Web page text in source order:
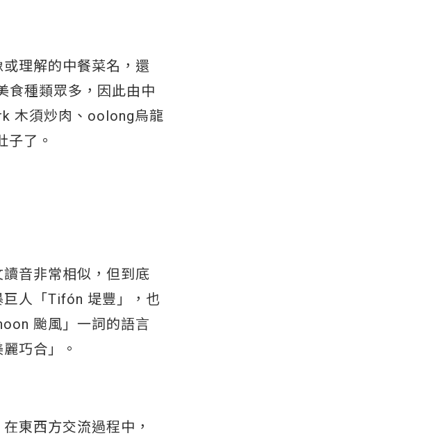
理解的中餐菜名，還
食種類眾多，因此由中
木須炒肉、oolong烏龍
了。
音非常相似，但到底
人「Tifón 堤豐」，也
颱風」一詞的語言
巧合」。
東西方交流過程中，